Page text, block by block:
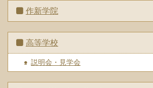
作新学院
高等学校
説明会・見学会